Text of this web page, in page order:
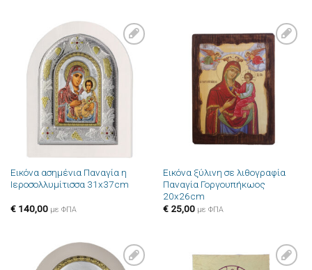
Πρόσθήκη
στην λίστα
επιθυμιών
Εικόνα ασημένια Παναγία η
Ιεροσολλυμίτισσα 31x37cm
€140,00 με ΦΠΑ
Πρόσθήκη
στην λίστα
επιθυμιών
Εικόνα ξύλινη σε λιθογραφία
Παναγία Γοργουπήκωος
20x26cm
€25,00 με ΦΠΑ